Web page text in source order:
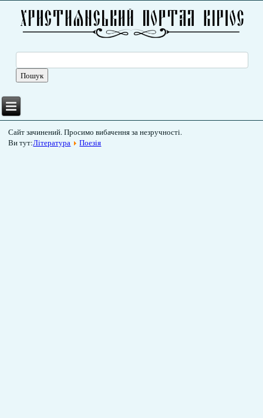
Сайт зачинений. Просимо вибачення за незручності.
Ви тут:Література Поезія